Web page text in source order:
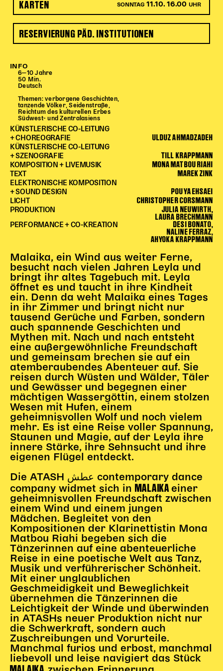
Begleitmaterial
TheaterPaket
Partnerklasse + Partnerschule
Theaterklasse
Vorstellungen für pädagogische Institutionen
Angebote für Pädagog*innen
PädagogikClub
Sommerfest
Open House
Newsletter für pädagogische Institutionen
DIGITALE BÜHNE
Gl!tch4
House of Hybrid Rebels
HAUS
Über Uns
Unser Blog
Team
Künstler*innen 2025/26
Bühnen + Studios
Leitlinien
Kulturpatenschaft
Partner*innen
20 Jahre Dschungel Wien
SERVICE
Karten + Preise
Anfahrt
Vermietung
Café
Newsletter
SPENDEN + FÖRDERN
Translate to English
SUCHESuchbegriffe
Suchen
KARTEN SONNTAG 11.10. 16.00 UHR
RESERVIERUNG PÄD. INSTITUTIONEN
INFO
6‒10 Jahre
50 Min.
Deutsch
Themen: verborgene Geschichten,
tanzende Völker, Seidenstraße,
Reichtum des kulturellen Erbes
Südwest- und Zentralasiens
KÜNSTLERISCHE CO-LEITUNG
+ CHOREOGRAFIE
ULDUZ AHMADZADEH
KÜNSTLERISCHE CO-LEITUNG
+ SZENOGRAFIE
TILL KRAPPMANN
KOMPOSITION + LIVEMUSIK MONA MATBOU RIAHI
TEXT MAREK ZINK
ELEKTRONISCHE KOMPOSITION
+ SOUND DESIGN
POUYA EHSAEI
LICHT CHRISTOPHER CORSMANN
PRODUKTION JULIA NEUWIRTH,
LAURA BRECHMANN
PERFORMANCE + CO-KREATION DESI BONATO,
NALINE FERRAZ,
AHYOKA KRAPPMANN
Malaika, ein Wind aus weiter Ferne,
besucht nach vielen Jahren Leyla und
bringt ihr altes Tagebuch mit. Leyla
öffnet es und taucht in ihre Kindheit
ein. Denn da weht Malaika eines Tages
in ihr Zimmer und bringt nicht nur
tausend Gerüche und Farben, sondern
auch spannende Geschichten und
Mythen mit. Nach und nach entsteht
eine außergewöhnliche Freundschaft
und gemeinsam brechen sie auf ein
atemberaubendes Abenteuer auf. Sie
reisen durch Wüsten und Wälder, Täler
und Gewässer und begegnen einer
mächtigen Wassergöttin, einem stolzen
Wesen mit Hufen, einem
geheimnisvollen Wolf und noch vielem
mehr. Es ist eine Reise voller Spannung,
Staunen und Magie, auf der Leyla ihre
innere Stärke, ihre Sehnsucht und ihre
eigenen Flügel entdeckt.
Die ATASH عطش contemporary dance
company widmet sich in MALAIKAeiner
geheimnisvollen Freundschaft zwischen
einem Wind und einem jungen
Mädchen. Begleitet von den
Kompositionen der Klarinettistin Mona
Matbou Riahi begeben sich die
Tänzerinnen auf eine abenteuerliche
Reise in eine poetische Welt aus Tanz,
Musik und verführerischer Schönheit.
Mit einer unglaublichen
Geschmeidigkeit und Beweglichkeit
übernehmen die Tänzerinnen die
Leichtigkeit der Winde und überwinden
in ATASHs neuer Produktion nicht nur
die Schwerkraft, sondern auch
Zuschreibungen und Vorurteile.
Manchmal furios und erbost, manchmal
liebevoll und leise navigiert das Stück